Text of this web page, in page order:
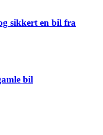
sikkert en bil fra
bil